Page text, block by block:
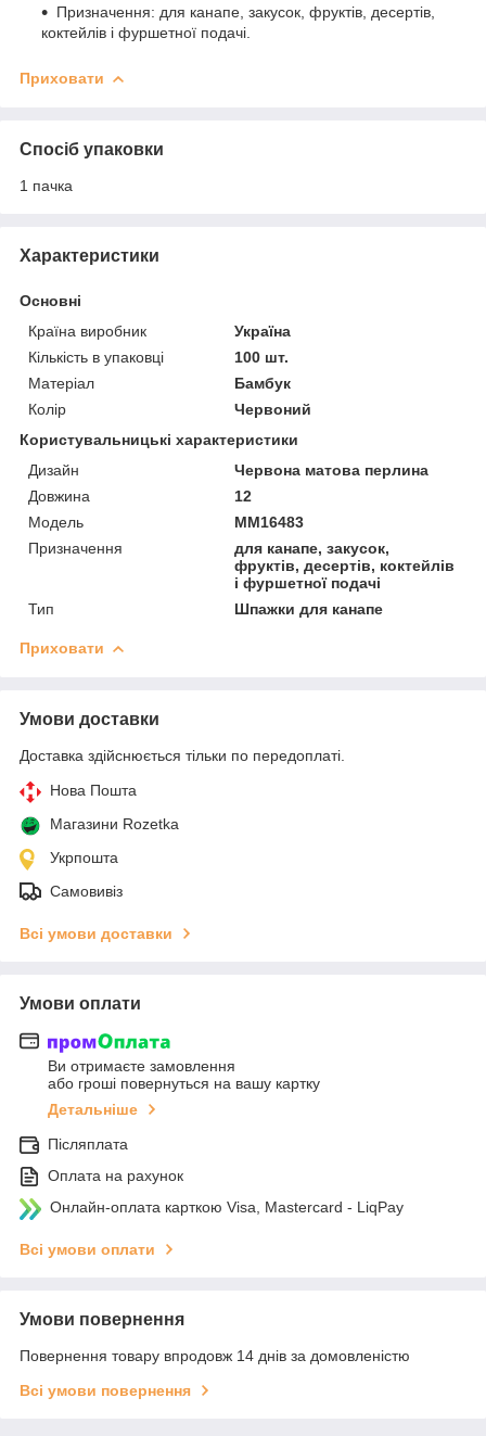
Призначення: для канапе, закусок, фруктів, десертів,
коктейлів і фуршетної подачі.
Приховати
Спосіб упаковки
1 пачка
Характеристики
Основні
Країна виробник
Україна
Кількість в упаковці
100 шт.
Матеріал
Бамбук
Колір
Червоний
Користувальницькі характеристики
Дизайн
Червона матова перлина
Довжина
12
Мoдель
ММ16483
Призначення
для канапе, закусок,
фруктів, десертів, коктейлів
і фуршетної подачі
Тип
Шпажки для канапе
Приховати
Умови доставки
Доставка здійснюється тільки по передоплаті.
Нова Пошта
Магазини Rozetka
Укрпошта
Самовивіз
Всі умови доставки
Умови оплати
Ви отримаєте замовлення
або гроші повернуться на вашу картку
Детальніше
Післяплата
Оплата на рахунок
Онлайн-оплата карткою Visa, Mastercard - LiqPay
Всі умови оплати
Умови повернення
Повернення товару впродовж 14 днів за домовленістю
Всі умови повернення